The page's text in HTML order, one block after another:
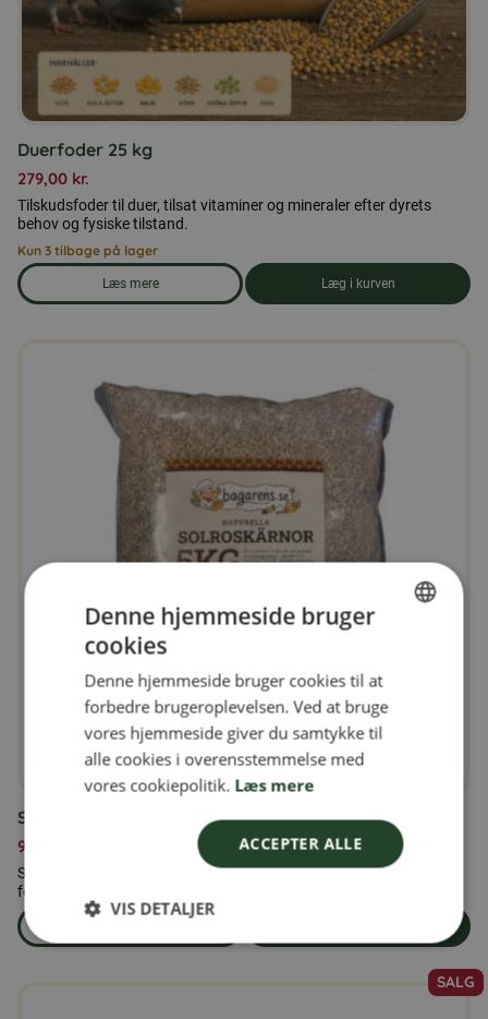
Duerfoder 25 kg
279,00 kr.
Tilskudsfoder til duer, tilsat vitaminer og mineraler efter dyrets
behov og fysiske tilstand.
Kun 3 tilbage på lager
Læs mere
om produkten Duerfoder 25 kg
Læg i kurven
Solsikkekerner 5 kg
99,00
Solsikkekerner 5 kg – Naturlige, afskallede solsikkekerner i
fødevarekvalitet Vores naturl...
SALG
FINNISH
DANISH
NORWEGIAN
Denne hjemmeside bruger
cookies
Denne hjemmeside bruger cookies til at
forbedre brugeroplevelsen. Ved at bruge
vores hjemmeside giver du samtykke til
alle cookies i overensstemmelse med
vores cookiepolitik. Læs mere
ACCEPTER ALLE
VIS DETALJER